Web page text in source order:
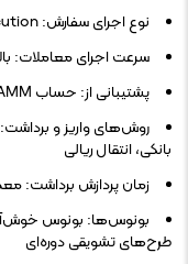
نوع اجرای سفارش: Market Execution
سرعت اجرای معاملات:
پشتیبانی از: حساب PAMM، کپی‌تریدینگ، حساب دمو
روش‌های واریز و برداشت:
بانکی، انتقال ریالی
زمان پردازش برداشت: معمولاً
بونوس‌ها: بونوس
طرح‌های تشویقی دوره‌ای